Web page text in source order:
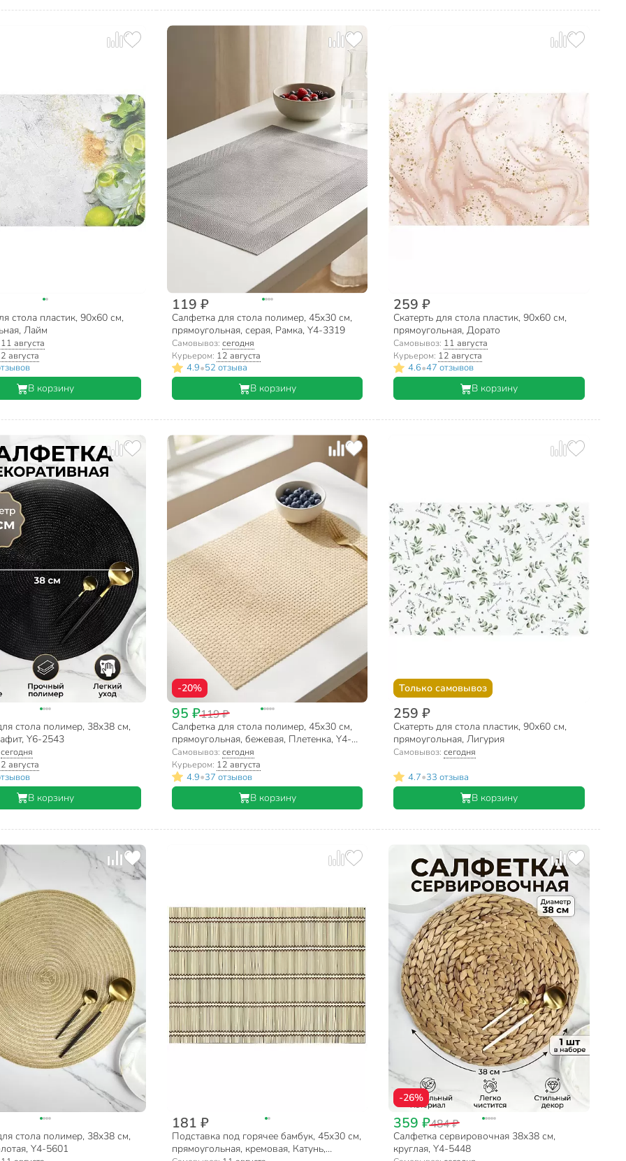
стола пластик, 90х60 см,
Лайм
11 августа
августа
В корзину
119 ₽
Салфетка для стола полимер, 45х30 см,
прямоугольная, серая, Рамка, Y4-3319
Самовывоз: сегодня
Курьером: 12 августа
4.9•52 отзыва
В корзину
259 ₽
Скатерть для стола пластик, 90х60 см,
прямоугольная, Дорато
Самовывоз: 11 августа
Курьером: 12 августа
4.6•47 отзывов
В корзину
стола полимер, 38х38 см,
Y6-2543
сегодня
августа
В корзину
-20%
95 ₽119 ₽
Салфетка для стола полимер, 45х30 см,
прямоугольная, бежевая, Плетенка, Y4-
3315
Самовывоз: сегодня
Курьером: 12 августа
4.9•37 отзывов
В корзину
Только самовывоз
259 ₽
Скатерть для стола пластик, 90х60 см,
прямоугольная, Лигурия
Самовывоз:сегодня
4.7•33 отзыва
В корзину
стола полимер, 38х38 см,
Y4-5601
181 ₽
Подставка под горячее бамбук, 45х30 см,
прямоугольная, кремовая, Катунь,
-26%
359 ₽484 ₽
Салфетка сервировочная 38х38 см,
круглая, Y4-5448